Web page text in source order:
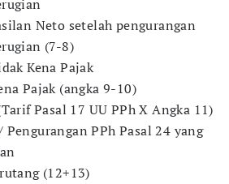
Neto setelah pengurangan
(7-8)
Kena Pajak
Pajak (angka 9-10)
Pasal 17 UU PPh X Angka 11)
PPh Pasal 24 yang
(12+13)